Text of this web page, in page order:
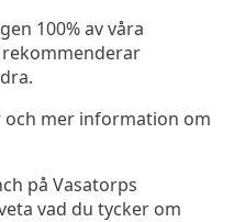
100% av våra
mer information om
på Vasatorps
vad du tycker om